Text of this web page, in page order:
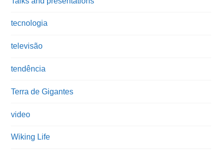
tecnologia
televisão
tendência
Terra de Gigantes
video
Wiking Life